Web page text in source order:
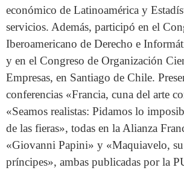
económico de Latinoamérica y
servicios. Además, participó en el
Iberoamericano de Derecho e
y en el Congreso de Organización
Empresas, en Santiago de Chile.
conferencias «Francia, cuna del arte
«Seamos realistas: Pidamos lo
de las fieras», todas en la Alianza
«Giovanni Papini» y «Maquiavelo, su
príncipes», ambas publicadas por la